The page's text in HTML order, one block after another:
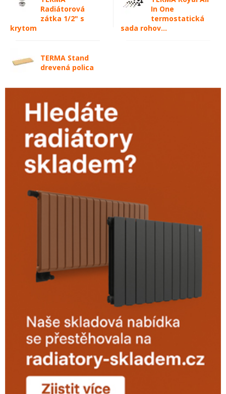
Radiátorová
zátka 1/2" s
krytom
In One
termostatická
sada rohov...
TERMA Stand
drevená polica